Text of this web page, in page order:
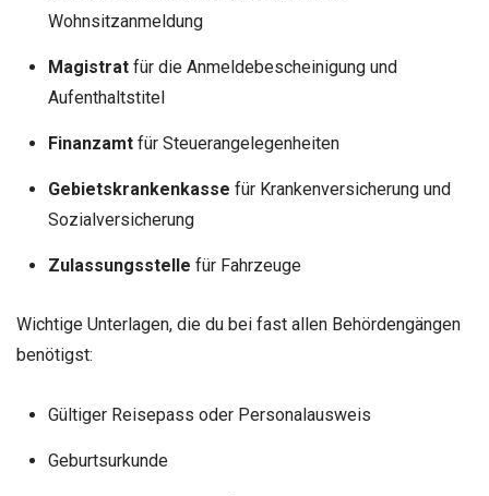
Wohnsitzanmeldung
Magistratfür die Anmeldebescheinigung und
Aufenthaltstitel
Finanzamtfür Steuerangelegenheiten
Gebietskrankenkasse für Krankenversicherung und
Sozialversicherung
Zulassungsstelle für Fahrzeuge
Wichtige Unterlagen, die du bei fast allen Behördengängen
benötigst:
Gültiger Reisepass oder Personalausweis
Geburtsurkunde